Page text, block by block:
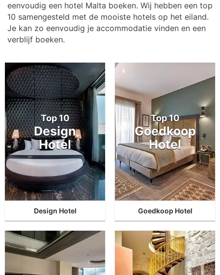
eenvoudig een hotel Malta boeken. Wij hebben een top
10 samengesteld met de mooiste hotels op het eiland.
Je kan zo eenvoudig je accommodatie vinden en een
verblijf boeken.
Top 10
Design
Hotel
Design Hotel
Top 10
Goedkoop
Hotel
Goedkoop Hotel